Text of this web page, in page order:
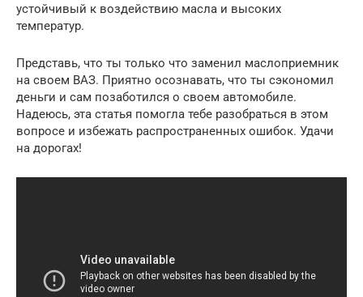
устойчивый к воздействию масла и высоких
температур.
Представь, что ты только что заменил маслоприемник
на своем ВАЗ. Приятно осознавать, что ты сэкономил
деньги и сам позаботился о своем автомобиле.
Надеюсь, эта статья помогла тебе разобраться в этом
вопросе и избежать распространенных ошибок. Удачи
на дорогах!